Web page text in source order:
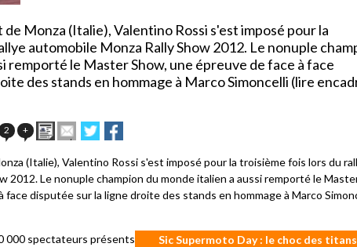
Monza (Italie), Valentino Rossi s'est imposé pour la
automobile Monza Rally Show 2012. Le nonuple
remporté le Master Show, une épreuve de face à face
des stands en hommage à Marco Simoncelli (lire
2 + ImprimerEnvoyer
cet
à
un
ami
Partager
sur
sur
(Italie), Valentino Rossi s'est imposé pour la troisième fois lors du
2012. Le nonuple champion du monde italien a aussi remporté le
face disputée sur la ligne droite des stands en hommage à Marco
Sic Supermoto Day : le choc des
000 spectateurs présents